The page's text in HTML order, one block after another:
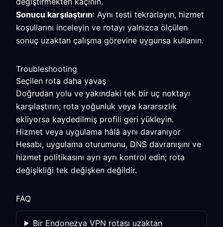
Sonucu karşılaştırın: Aynı testi tekrarlayın, hizmet
koşullarını inceleyin ve rotayı yalnızca ölçülen
sonuç uzaktan çalışma görevine uygunsa kullanın.
Troubleshooting
Seçilen rota daha yavaş
Doğrudan yolu ve yakındaki tek bir uç noktayı
karşılaştırın; rota yoğunluk veya kararsızlık
ekliyorsa kaydedilmiş profili geri yükleyin.
Hizmet veya uygulama hâlâ aynı davranıyor
Hesabı, uygulama oturumunu, DNS davranışını ve
hizmet politikasını ayrı ayrı kontrol edin; rota
değişikliği tek değişken değildir.
FAQ
Bir Endonezya VPN rotası uzaktan